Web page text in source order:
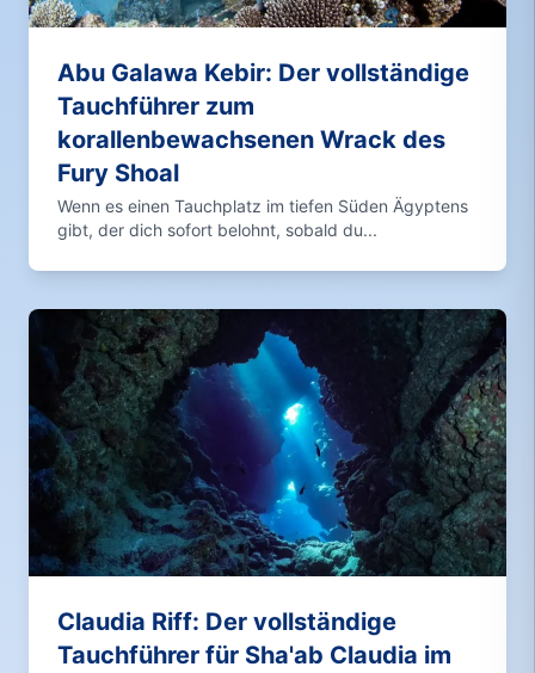
Abu Galawa Kebir: Der vollständige
Tauchführer zum
korallenbewachsenen Wrack des
Fury Shoal
Wenn es einen Tauchplatz im tiefen Süden Ägyptens
gibt, der dich sofort belohnt, sobald du...
Claudia Riff: Der vollständige
Tauchführer für Sha'ab Claudia im